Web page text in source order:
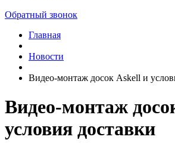
Обратный звонок
Главная
Новости
Видео-монтаж досок Askell и
Видео-монтаж
условия доставки